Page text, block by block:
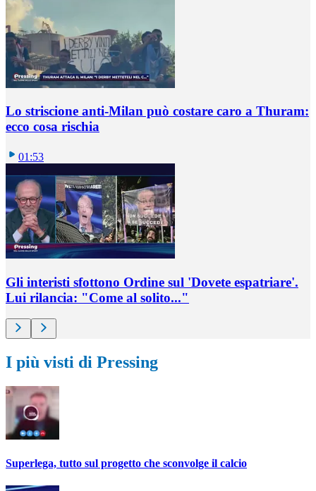
Lo striscione anti-Milan può costare caro a Thuram:
ecco cosa rischia
01:53
Gli interisti sfottono Ordine sul 'Dovete espatriare'.
Lui rilancia: "Come al solito..."
I più visti di Pressing
Superlega, tutto sul progetto che sconvolge il calcio